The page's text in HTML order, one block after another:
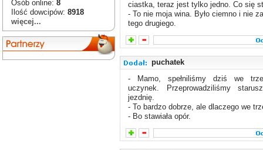
Osób online: 8
Ilość dowcipów: 8918
więcej...
ciastka, teraz jest tylko jedno. Co się
- To nie moja wina. Było ciemno i nie
tego drugiego.
puchatek
- Mamo, spełniliśmy dziś we
uczynek. Przeprowadziliśmy
jezdnię.
- To bardzo dobrze, ale dlaczego we
- Bo stawiała opór.